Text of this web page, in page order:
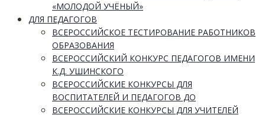
«МОЛОДОЙ УЧЁНЫЙ»
ДЛЯ ПЕДАГОГОВ
ВСЕРОССИЙСКОЕ ТЕСТИРОВАНИЕ РАБОТНИКОВ
ОБРАЗОВАНИЯ
ВСЕРОССИЙСКИЙ КОНКУРС ПЕДАГОГОВ ИМЕНИ
К.Д. УШИНСКОГО
ВСЕРОССИЙСКИЕ КОНКУРСЫ ДЛЯ
ВОСПИТАТЕЛЕЙ И ПЕДАГОГОВ ДО
ВСЕРОССИЙСКИЕ КОНКУРСЫ ДЛЯ УЧИТЕЛЕЙ